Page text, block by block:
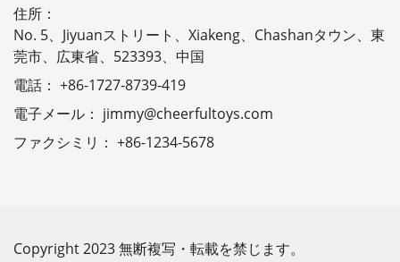
住所：
No. 5、Jiyuanストリート、Xiakeng、Chashanタウン、東
莞市、広東省、523393、中国
電話： +86-1727-8739-419
電子メール： jimmy@cheerfultoys.com
ファクシミリ： +86-1234-5678
Copyright 2023 無断複写・転載を禁じます。